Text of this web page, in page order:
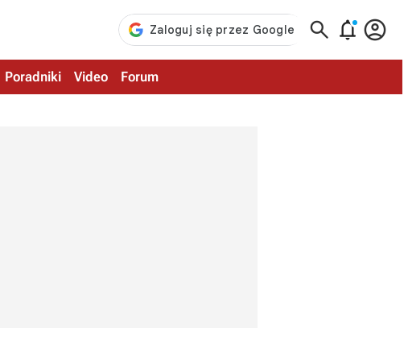
  
Poradniki Video Forum